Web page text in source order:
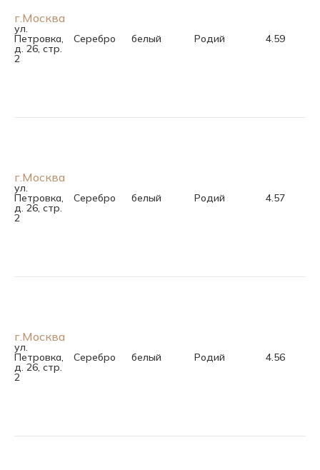
г.Москва
ул.
Петровка,
д. 26, стр.
2
Серебро белый Родий 4.59
г.Москва
ул.
Петровка,
д. 26, стр.
2
Серебро белый Родий 4.57
г.Москва
ул.
Петровка,
д. 26, стр.
2
Серебро белый Родий 4.56